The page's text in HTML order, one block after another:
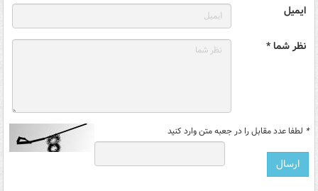
ایمیل
نظر شما *
* لطفا عدد مقابل را در جعبه متن وارد کنید